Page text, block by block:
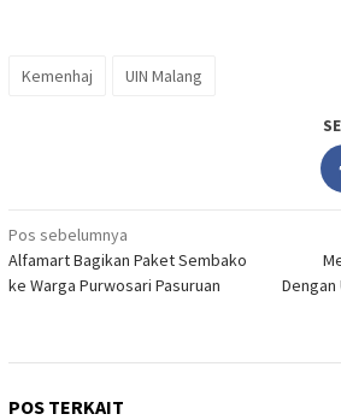
Kemenhaj UIN Malang
Navigasi
pos
Pos sebelumnya
Alfamart Bagikan Paket Sembako
ke Warga Purwosari Pasuruan
Dengan
POS TERKAIT